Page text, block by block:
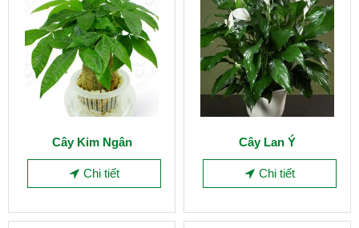
Cây Kim Ngân
Chi tiết
Cây Lan Ý
Chi tiết